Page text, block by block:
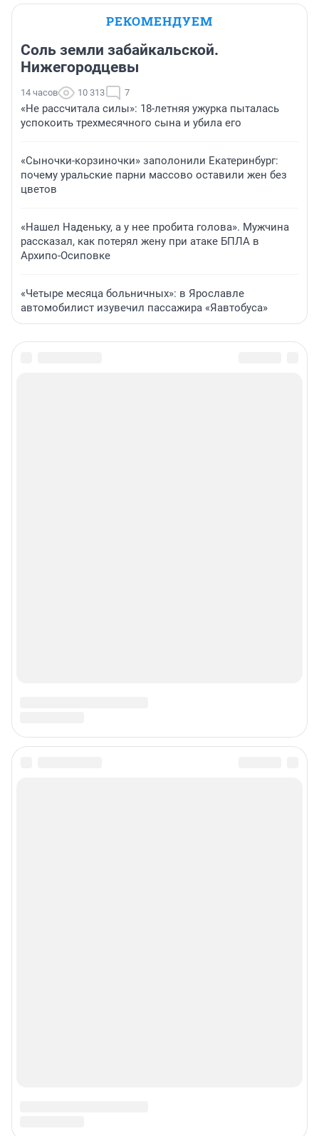
РЕКОМЕНДУЕМ
Соль земли забайкальской.
Нижегородцевы
14 часов 10 313 7
«Не рассчитала силы»: 18-летняя ужурка пыталась
успокоить трехмесячного сына и убила его
«Сыночки-корзиночки» заполонили Екатеринбург:
почему уральские парни массово оставили жен без
цветов
«Нашел Наденьку, а у нее пробита голова». Мужчина
рассказал, как потерял жену при атаке БПЛА в
Архипо-Осиповке
«Четыре месяца больничных»: в Ярославле
автомобилист изувечил пассажира «Яавтобуса»